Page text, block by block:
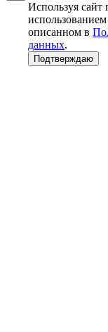
Используя сайт
описанном в
данных.
Подтверждаю